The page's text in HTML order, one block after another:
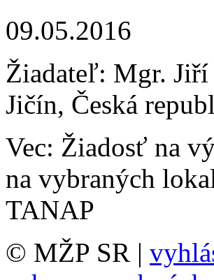
09.05.2016
Žiadateľ: Mgr.
Jičín, Česká
Vec: Žiadosť na
na vybraných
TANAP
© MŽP SR |